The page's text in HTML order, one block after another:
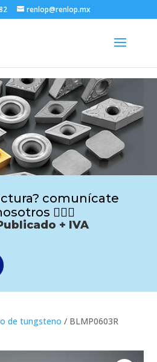
renlop@renlop.mx
comunícate
🙋🏻‍♂️
+ IVA
de tungsteno / BLMP0603R